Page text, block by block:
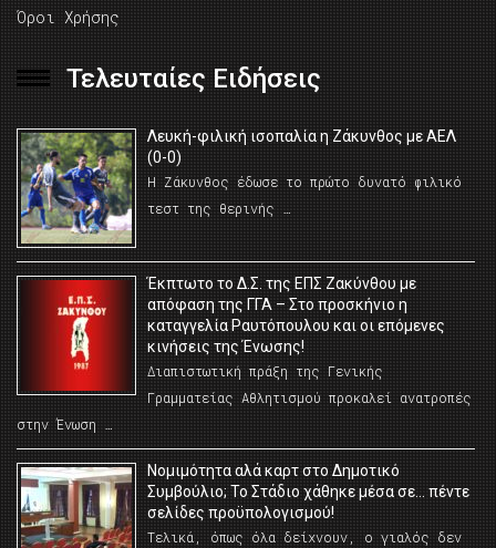
Όροι Χρήσης
Τελευταίες Ειδήσεις
Λευκή-φιλική ισοπαλία η Ζάκυνθος με ΑΕΛ
(0-0)
Η Ζάκυνθος έδωσε το πρώτο δυνατό φιλικό
τεστ της θερινής …
Έκπτωτο το Δ.Σ. της ΕΠΣ Ζακύνθου με
απόφαση της ΓΓΑ – Στο προσκήνιο η
καταγγελία Ραυτόπουλου και οι επόμενες
κινήσεις της Ένωσης!
Διαπιστωτική πράξη της Γενικής
Γραμματείας Αθλητισμού προκαλεί ανατροπές
στην Ένωση …
Νομιμότητα αλά καρτ στο Δημοτικό
Συμβούλιο; Το Στάδιο χάθηκε μέσα σε… πέντε
σελίδες προϋπολογισμού!
Τελικά, όπως όλα δείχνουν, ο γιαλός δεν